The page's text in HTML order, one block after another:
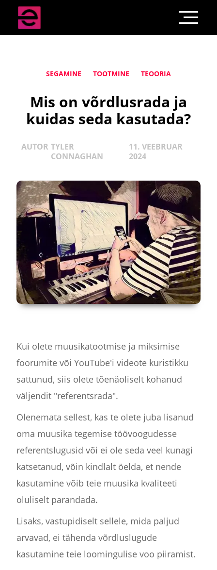
SEGAMINE TOOTMINE TEOORIA
Mis on võrdlusrada ja
kuidas seda kasutada?
AUTOR TYLER
CONNAGHAN
11. VEEBRUAR
2024
Kui olete muusikatootmise ja miksimise
foorumite või YouTube'i videote kuristikku
sattunud, siis olete tõenäoliselt kohanud
väljendit "referentsrada".
Olenemata sellest, kas te olete juba lisanud
oma muusika tegemise töövoogudesse
referentslugusid või ei ole seda veel kunagi
katsetanud, võin kindlalt öelda, et nende
kasutamine võib teie muusika kvaliteeti
oluliselt parandada.
Lisaks, vastupidiselt sellele, mida paljud
arvavad, ei tähenda võrdluslugude
kasutamine teie loomingulise voo piiramist.